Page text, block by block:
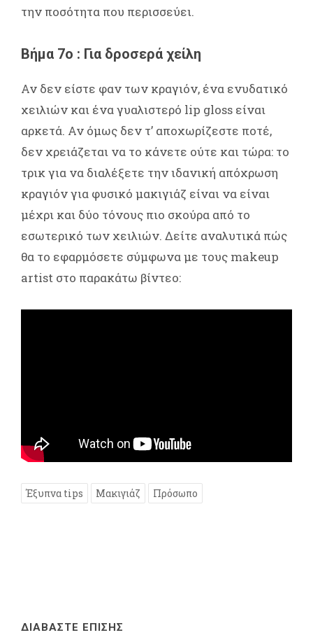
την ποσότητα που περισσεύει.
Βήμα 7ο : Για δροσερά χείλη
Αν δεν είστε φαν των κραγιόν, ένα ενυδατικό
χειλιών και ένα γυαλιστερό lip gloss είναι
αρκετά. Αν όμως δεν τ’ αποχωρίζεστε ποτέ,
δεν χρειάζεται να το κάνετε ούτε και τώρα: το
τρικ για να διαλέξετε την ιδανική απόχρωση
κραγιόν για φυσικό μακιγιάζ είναι να είναι
μέχρι και δύο τόνους πιο σκούρα από το
εσωτερικό των χειλιών. Δείτε αναλυτικά πώς
θα το εφαρμόσετε σύμφωνα με τους makeup
artist στο παρακάτω βίντεο:
Έξυπνα tips Μακιγιάζ Πρόσωπο
ΔΙΑΒΑΣΤΕ ΕΠΙΣΗΣ